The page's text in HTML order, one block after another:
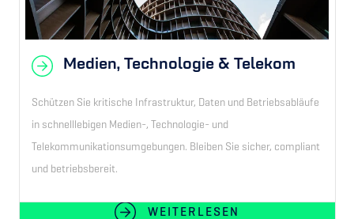
Medien, Technologie & Telekom
Schützen Sie kritische Infrastruktur, Daten und Betriebsabläufe
in schnelllebigen Medien-, Technologie- und
Telekommunikationsumgebungen. Bleiben Sie sicher, compliant
und betriebsbereit.
WEITERLESEN